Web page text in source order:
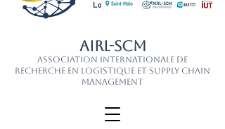
AIRL-SCM
Association Internationale de
Recherche en Logistique et Supply Chain
Management